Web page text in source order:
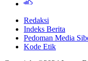
Redaksi
Indeks Berita
Pedoman Media
Kode Etik